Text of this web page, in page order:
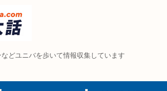
どユニバを歩いて情報収集しています